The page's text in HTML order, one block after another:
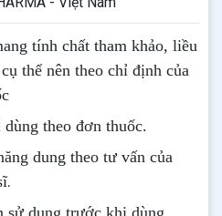
tính chất tham khảo, liều
thể nên theo chỉ định của
theo đơn thuốc.
dung theo tư vấn của
.
sử dụng trước khi dùng.